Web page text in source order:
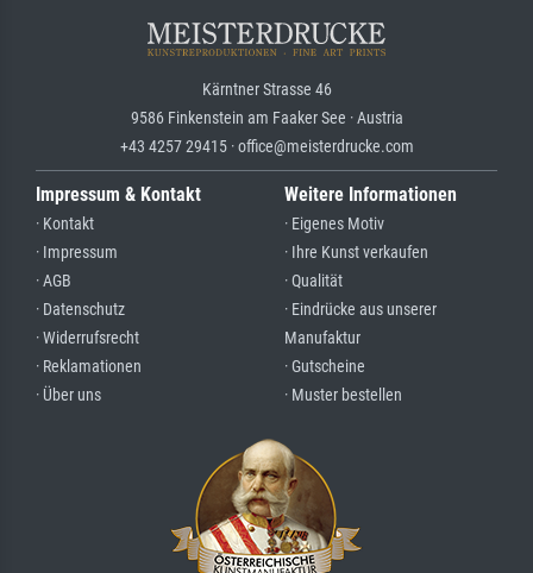
Kärntner Strasse 46
9586 Finkenstein am Faaker See · Austria
+43 4257 29415 · office@meisterdrucke.com
Impressum & Kontakt
· Kontakt
· Impressum
· AGB
· Datenschutz
· Widerrufsrecht
· Reklamationen
· Über uns
Weitere Informationen
· Eigenes Motiv
· Ihre Kunst verkaufen
· Qualität
· Eindrücke aus unserer
Manufaktur
· Gutscheine
· Muster bestellen